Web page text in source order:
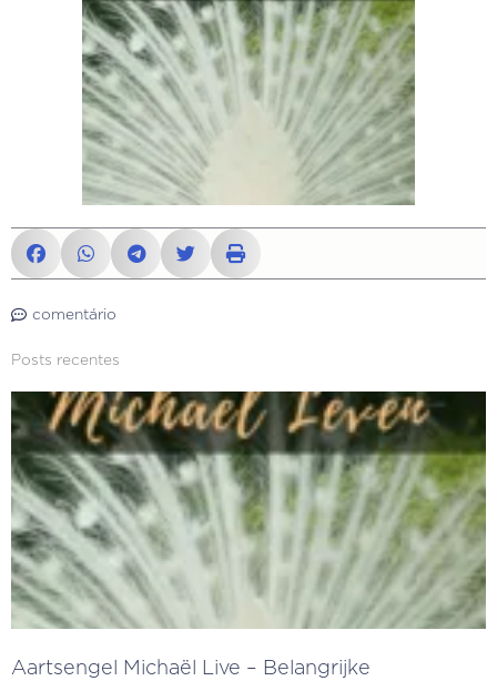
comentário
Posts recentes
Aartsengel Michaël Live – Belangrijke